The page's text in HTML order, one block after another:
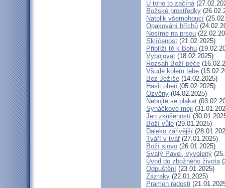
U toho to začíná
Božské prostředky
Natolik všemohoucí
Opakování hříchů
Nosíme na prsou
Sklíčenost (21.02.2025)
Přiblíží tě k Bohu
Vybojovat (18.02.2025)
Rozsah Boží péče
Všude kolem tebe
Bez Ježíše (14.02.2025)
Hasit oheň (05.02.2025)
Ozvěny (04.02.2025)
Nebojte se plakat
Synáčkové moji
Jen zkušeností
Boží vůle (29.01.2025)
Daleko zářivější
Tváří v tvář(27.01.2025)
Boží slovo (26.01.2025)
Svatý Pavel, vyvolený
Úvod do zbožného života
Odpuštění (23.01.2025)
Zázraky (22.01.2025)
Pramen radosti